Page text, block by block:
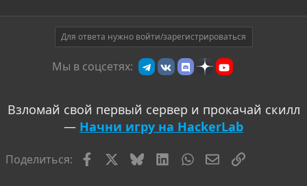
Для ответа нужно войти/зарегистрироваться
Мы в соцсетях:
Взломай свой первый сервер и прокачай скилл
— Начни игру на HackerLab
Поделиться: FacebookBlueskyLinkedInWhatsAppЭлектронная
Ссылка